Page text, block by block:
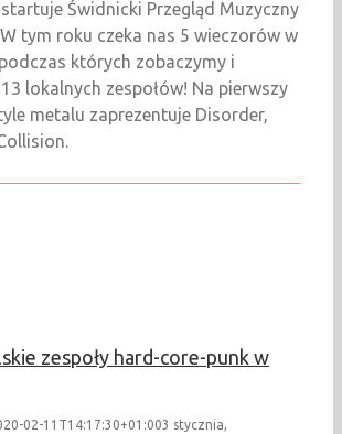
Świdnicki Przegląd Muzyczny
tym roku czeka nas 5 wieczorów w
których zobaczymy i
lokalnych zespołów! Na pierwszy
metalu zaprezentuje Disorder,
zespoły hard-core-punk w
02-11T14:17:30+01:003 stycznia,